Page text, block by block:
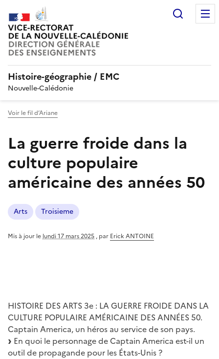
Histoire-géographie / EMC
Nouvelle-Calédonie
Voir le fil d’Ariane
La guerre froide dans la
culture populaire
américaine des années 50
Arts Troisieme
Mis à jour le lundi 17 mars 2025 , par Erick ANTOINE
HISTOIRE DES ARTS 3e : LA GUERRE FROIDE DANS LA
CULTURE POPULAIRE AMÉRICAINE DES ANNÉES 50.
Captain America, un héros au service de son pays.
En quoi le personnage de Captain America est-il un
outil de propagande pour les États-Unis ?